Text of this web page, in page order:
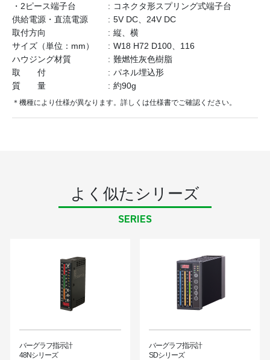
・2ピース端子台
コネクタ形スプリング式端子台
供給電源・直流電源
5V DC、24V DC
取付方向
縦、横
サイズ（単位：mm）
W18 H72 D100、116
ハウジング材質
難燃性灰色樹脂
取 付
パネル埋込形
質 量
約90g
＊機種により仕様が異なります。詳しくは仕様書でご確認ください。
よく似たシリーズ
SERIES
バーグラフ指示計
48Nシリーズ
バーグラフ指示計
SDシリーズ